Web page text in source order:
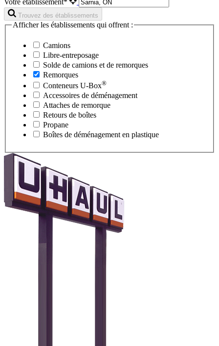
Votre établissement*
Trouvez des établissements
Afficher les établissements qui offrent :
Camions
Libre-entreposage
Solde de camions et de remorques
Remorques
Conteneurs U-Box®
Accessoires de déménagement
Attaches de remorque
Retours de boîtes
Propane
Boîtes de déménagement en plastique